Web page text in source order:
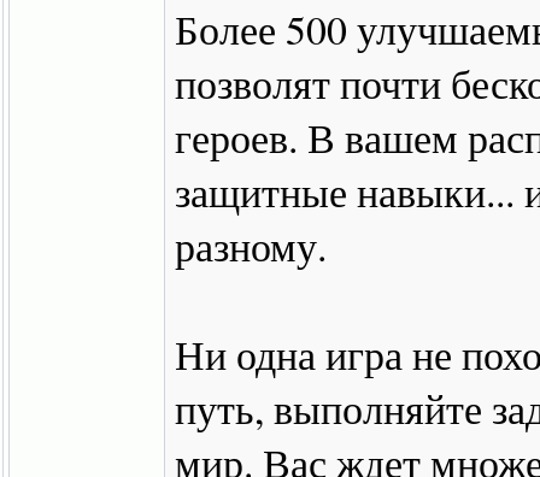
Более 500
позволят почти
героев. В вашем
защитные навыки...
разному.
Ни одна игра не
путь, выполняйте
мир. Вас ждет